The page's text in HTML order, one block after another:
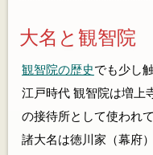
大名と観智院
観智院の歴史でも少し
江戸時代 観智院は増上
の接待所として使われ
諸大名は徳川家（幕府